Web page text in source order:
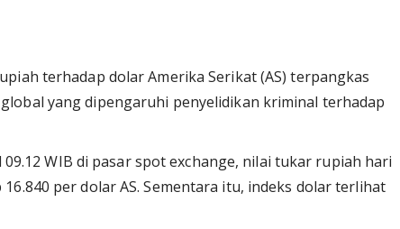
terhadap dolar Amerika Serikat (AS) terpangkas
yang dipengaruhi penyelidikan kriminal terhadap
WIB di pasar spot exchange, nilai tukar rupiah hari
per dolar AS. Sementara itu, indeks dolar terlihat